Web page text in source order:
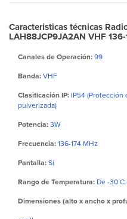
Caracteristicas técnicas
LAH88JCP9JA2AN VHF
Canales de Operación: 99
Banda: VHF
Clasificación IP: IP54 (Protección
pulverizada)
Potencia: 3W
Frecuencia: 136-174 MHz
Pantalla: Sí
Rango de Temperatura: De -30 C
Dimensiones (alto x ancho x